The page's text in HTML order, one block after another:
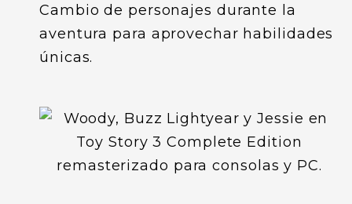
Cambio de personajes durante la
aventura para aprovechar habilidades
únicas.